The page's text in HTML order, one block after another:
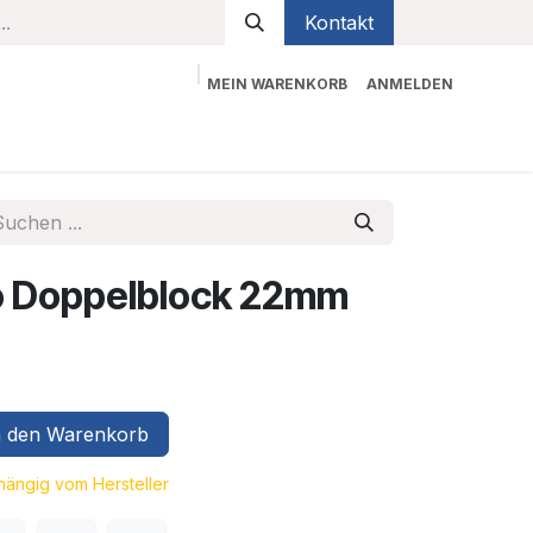
Kontakt
MEIN WARENKORB ANMELDEN
Doppelblock 22mm
den Warenkorb
vom Hersteller